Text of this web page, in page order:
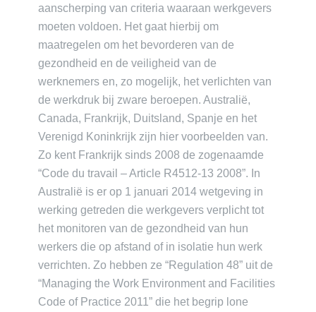
aanscherping van criteria waaraan werkgevers
moeten voldoen. Het gaat hierbij om
maatregelen om het bevorderen van de
gezondheid en de veiligheid van de
werknemers en, zo mogelijk, het verlichten van
de werkdruk bij zware beroepen. Australië,
Canada, Frankrijk, Duitsland, Spanje en het
Verenigd Koninkrijk zijn hier voorbeelden van.
Zo kent Frankrijk sinds 2008 de zogenaamde
“Code du travail – Article R4512-13 2008”. In
Australië is er op 1 januari 2014 wetgeving in
werking getreden die werkgevers verplicht tot
het monitoren van de gezondheid van hun
werkers die op afstand of in isolatie hun werk
verrichten. Zo hebben ze “Regulation 48” uit de
“Managing the Work Environment and Facilities
Code of Practice 2011” die het begrip lone